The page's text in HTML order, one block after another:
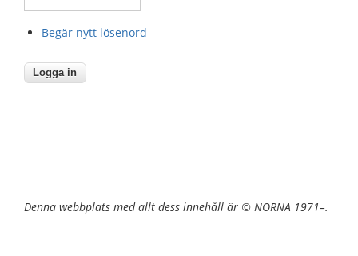
Begär nytt lösenord
Denna webbplats med allt dess innehåll är © NORNA 1971–.